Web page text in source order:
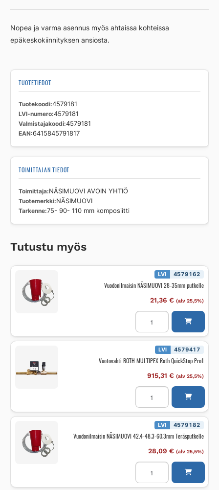
110
komposiitti
määrä
Nopea ja varma asennus myös ahtaissa kohteissa
epäkeskokiinnityksen ansiosta.
TUOTETIEDOT
Tuotekoodi 4579181
LVI-numero 4579181
Valmistajakoodi 4579181
EAN 6415845791817
TOIMITTAJAN TIEDOT
Toimittaja NÄSIMUOVI AVOIN YHTIÖ
Tuotemerkki NÄSIMUOVI
Tarkenne 75- 90- 110 mm komposiitti
Tutustu myös
LVI 4579162
Vuodonilmaisin NÄSIMUOVI 28-35mm putkelle
21,36 € (alv 25,5%)
Vuodonilmaisin
NÄSIMUOVI
35mm
putkelle
LVI 4579417
Vuotovahti ROTH MULTIPEX Roth QuickStop Pro1
915,31 € (alv 25,5%)
Vuotovahti
ROTH
MULTIPEX
Roth
QuickStop
määrä
LVI 4579182
Vuodonilmaisin NÄSIMUOVI 42.4-48.3-60.3mm Teräsputkelle
28,09 € (alv 25,5%)
Vuodonilmaisin
NÄSIMUOVI
42.4-
48.3-